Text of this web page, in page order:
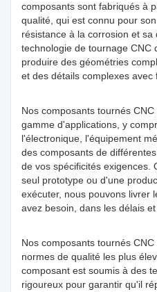
composants sont fabriqués à
qualité, qui est connu pour
résistance à la corrosion et sa
technologie de tournage CNC
produire des géométries
et des détails complexes avec
Nos composants tournés
gamme d'applications, y
l'électronique, l'équipement
des composants de
de vos spécificités exigences.
seul prototype ou d'une
exécuter, nous pouvons livrer
avez besoin, dans les délais
Nos composants tournés
normes de qualité les plus
composant est soumis à des
rigoureux pour garantir qu'il